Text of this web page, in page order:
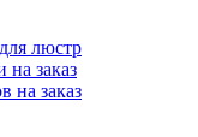
люстр
заказ
на заказ